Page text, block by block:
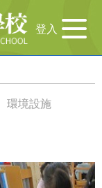
导
航
切
登入
環境設施